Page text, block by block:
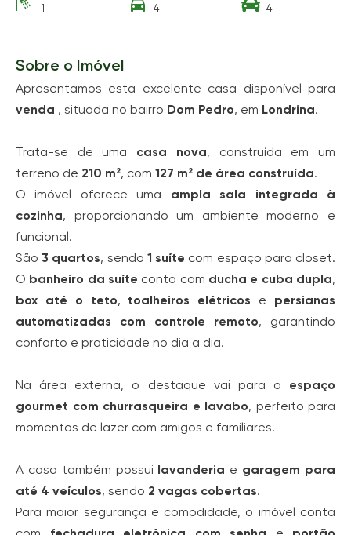
1 4 4
Sobre o Imóvel
Apresentamos esta excelente casa disponível para
venda , situada no bairro Dom Pedro, em Londrina.
Trata-se de uma casa nova, construída em um
terreno de 210 m², com 127 m² de área construída.
O imóvel oferece uma ampla sala integrada à
cozinha, proporcionando um ambiente moderno e
funcional.
São 3 quartos, sendo 1 suíte com espaço para closet.
O banheiro da suíte conta com ducha e cuba dupla,
box até o teto, toalheiros elétricos e persianas
automatizadas com controle remoto, garantindo
conforto e praticidade no dia a dia.
Na área externa, o destaque vai para o espaço
gourmet com churrasqueira e lavabo, perfeito para
momentos de lazer com amigos e familiares.
A casa também possui lavanderia e garagem para
até 4 veículos, sendo 2 vagas cobertas.
Para maior segurança e comodidade, o imóvel conta